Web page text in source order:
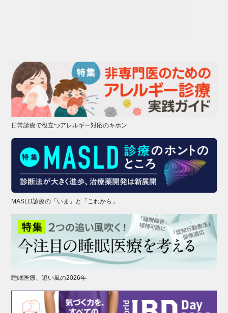
日常診療で役立つアレルギー対応のキホン
MASLD診療の「いま」と「これから」
睡眠医療、追い風の2026年